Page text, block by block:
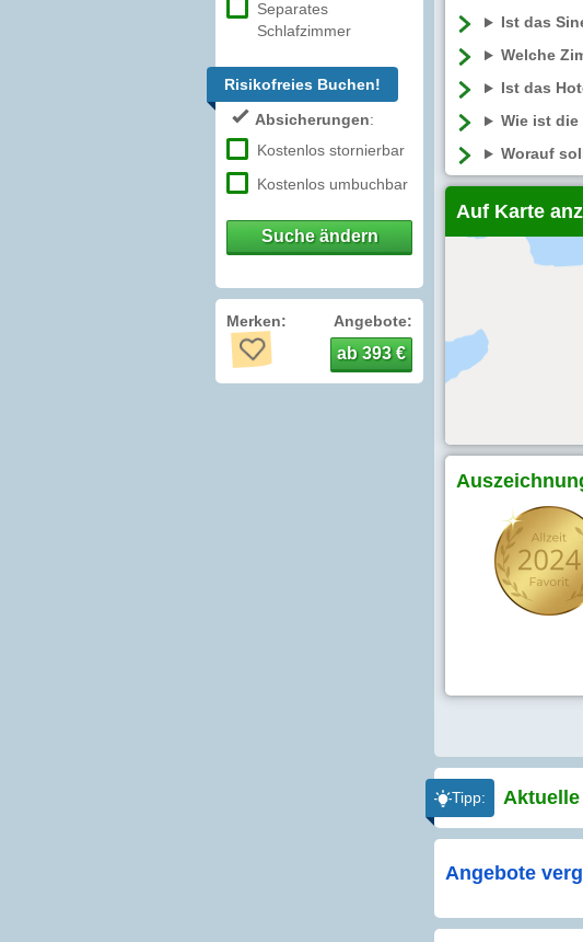
Separates
Schlafzimmer
Risikofreies Buchen!
Absicherungen:
Kostenlos stornierbar
Kostenlos umbuchbar
Suche ändern
Merken: Angebote:
ab 393 €
Ist das
Welche
Ist das
Wie ist
Worauf
Auf Karte
Tipp:
Angebote